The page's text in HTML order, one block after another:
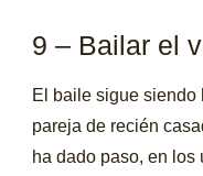
9 – Bailar el
El baile sigue siendo
pareja de recién
ha dado paso, en los